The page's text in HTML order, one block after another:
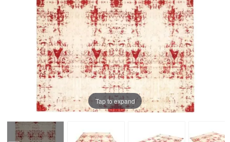
Tap to expand